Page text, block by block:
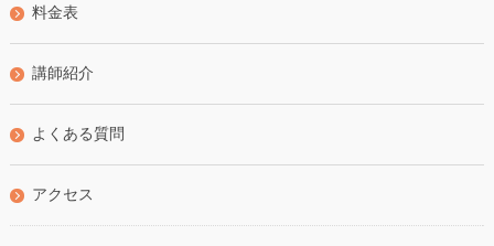
料金表
講師紹介
よくある質問
アクセス